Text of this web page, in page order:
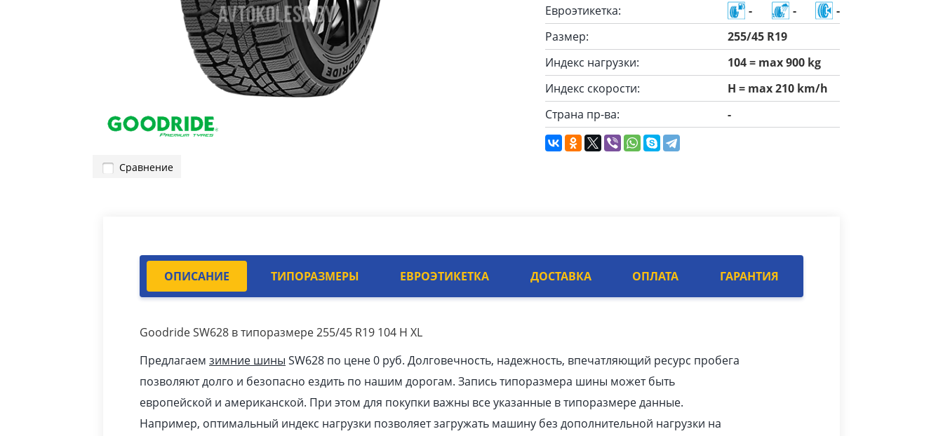
Сравнение
Евроэтикетка:
- -
-
Размер:
255/45 R19
Индекс нагрузки:
104 = max 900 kg
Индекс скорости:
H = max 210 km/h
Страна пр-ва:
-
ОПИСАНИЕ ТИПОРАЗМЕРЫ ЕВРОЭТИКЕТКА ДОСТАВКА ОПЛАТА ГАРАНТИЯ
Goodride SW628 в типоразмере 255/45 R19 104 H XL
Предлагаем зимние шины SW628 по цене 0 руб. Долговечность, надежность, впечатляющий ресурс пробега
позволяют долго и безопасно ездить по нашим дорогам. Запись типоразмера шины может быть
европейской и американской. При этом для покупки важны все указанные в типоразмере данные.
Например, оптимальный индекс нагрузки позволяет загружать машину без дополнительной нагрузки на